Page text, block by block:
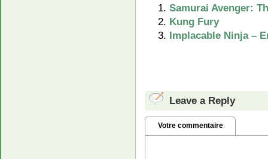
Samurai Avenger:
Kung Fury
Implacable Ninja –
Leave a Reply
Votre commentaire